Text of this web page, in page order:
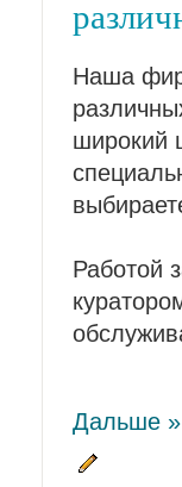
Наша
широкий
Работой
Дальше »